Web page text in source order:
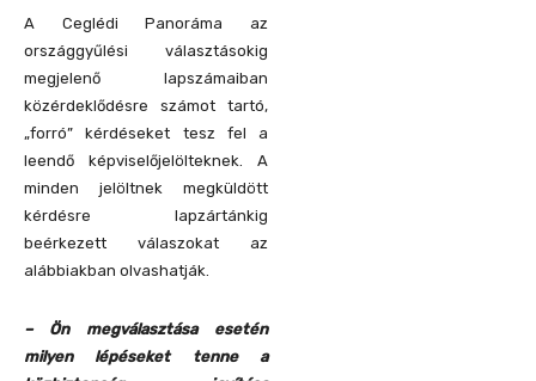
A Ceglédi Panoráma az
országgyűlési választásokig
megjelenő lapszámaiban
közérdeklődésre számot tartó,
„forró” kérdéseket tesz fel a
leendő képviselőjelölteknek. A
minden jelöltnek megküldött
kérdésre lapzártánkig
beérkezett válaszokat az
alábbiakban olvashatják.
– Ön megválasztása esetén
milyen lépéseket tenne a